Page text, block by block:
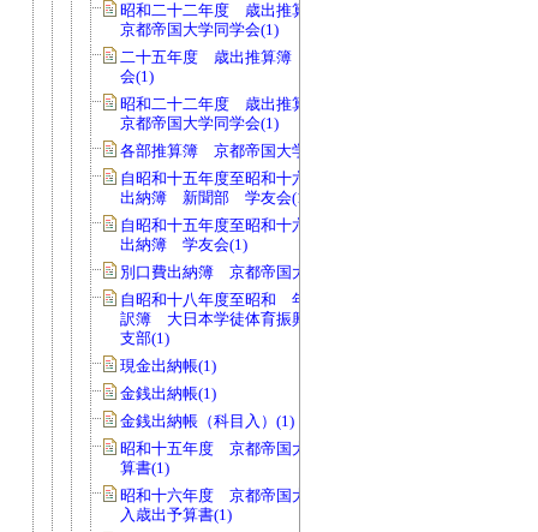
昭和二十二年度 歳出推算簿 会費
京都帝国大学同学会(1)
二十五年度 歳出推算簿 会費 同学
会(1)
昭和二十二年度 歳出推算簿 校費
京都帝国大学同学会(1)
各部推算簿 京都帝国大学学友会(1)
自昭和十五年度至昭和十六年度 現金
出納簿 新聞部 学友会(1)
自昭和十五年度至昭和十六年度 現金
出納簿 学友会(1)
別口費出納簿 京都帝国大学学友会(1)
自昭和十八年度至昭和 年度 支出内
訳簿 大日本学徒体育振興会関西地方
支部(1)
現金出納帳(1)
金銭出納帳(1)
金銭出納帳（科目入）(1)
昭和十五年度 京都帝国大学学友会予
算書(1)
昭和十六年度 京都帝国大学学友会歳
入歳出予算書(1)